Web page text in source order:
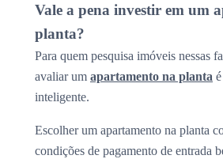
Vale a pena investir em um
planta?
Para quem pesquisa imóveis nessas
avaliar um apartamento na planta
inteligente.
Escolher um apartamento na planta
condições de pagamento de entrada